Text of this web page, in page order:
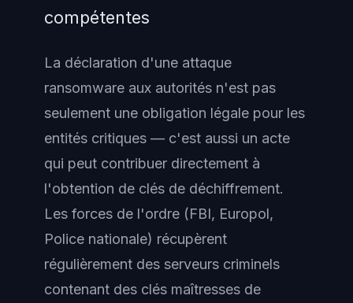
compétentes
La déclaration d'une attaque
ransomware aux autorités n'est pas
seulement une obligation légale pour les
entités critiques — c'est aussi un acte
qui peut contribuer directement à
l'obtention de clés de déchiffrement.
Les forces de l'ordre (FBI, Europol,
Police nationale) récupèrent
régulièrement des serveurs criminels
contenant des clés maîtresses de